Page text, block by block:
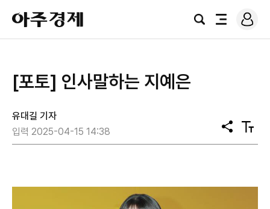
아
주
경
검
전
로
그
[포토] 인사말하는 지예은
유대길 기자
입력 2025-04-15 14:38
공
유
텍
스